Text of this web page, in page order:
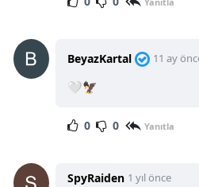
BeyazKartal 11 ay
🤍🦅
0 0 Yanıtla
SpyRaiden 1 yıl önce